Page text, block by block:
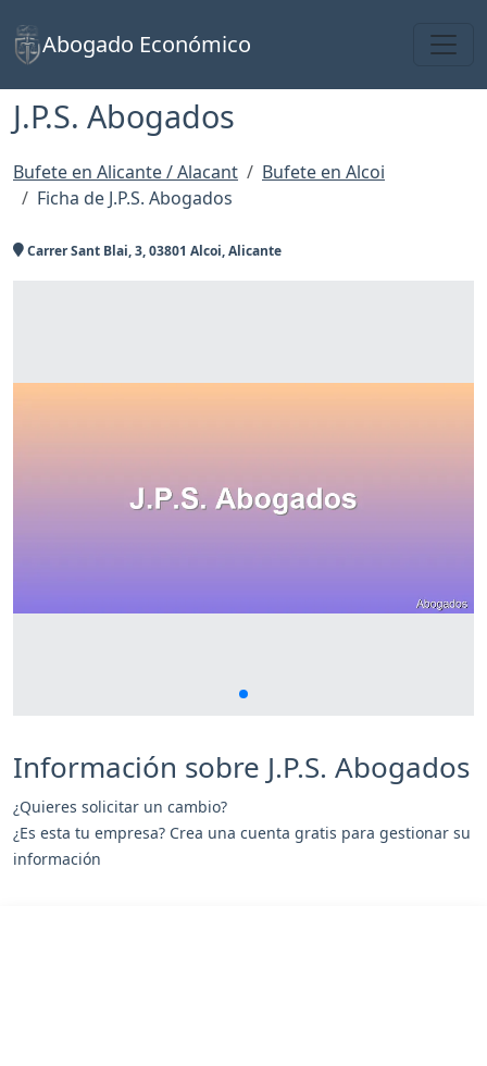
Abogado Económico
J.P.S. Abogados
Bufete en Alicante / Alacant
Bufete en Alcoi
Ficha de J.P.S. Abogados
Carrer Sant Blai, 3, 03801 Alcoi, Alicante
Información sobre J.P.S. Abogados
¿Quieres solicitar un cambio?
¿Es esta tu empresa? Crea una cuenta gratis para gestionar su
información